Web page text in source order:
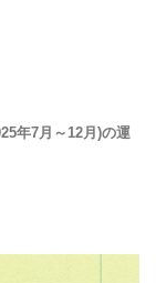
年7月～12月)の運